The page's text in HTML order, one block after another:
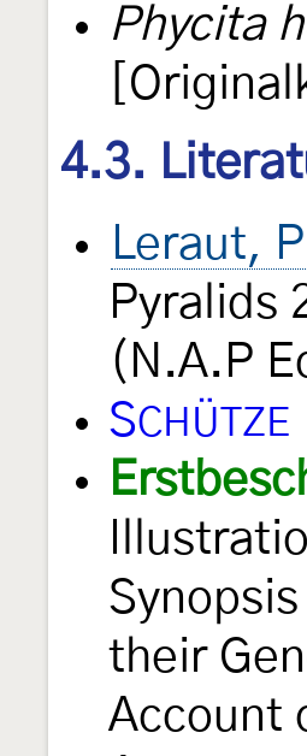
Phycita
4.3.
Leraut,
Pyralids
(N.A.P
SCHÜTZE
their
Account